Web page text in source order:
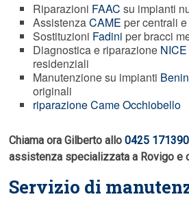
Riparazioni FAAC su impianti
AssistenzaCAME per centrali
Sostituzioni Fadini per bracci
Diagnostica e riparazione NICE
residenziali
Manutenzione su impianti
originali
riparazione Came Occhiobello
Chiama ora Gilberto allo0425
assistenza specializzata a Rovigo e
Servizio di